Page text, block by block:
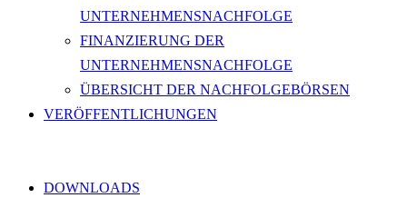
UNTERNEHMENSNACHFOLGE
FINANZIERUNG DER
UNTERNEHMENSNACHFOLGE
ÜBERSICHT DER NACHFOLGEBÖRSEN
VERÖFFENTLICHUNGEN
DOWNLOADS